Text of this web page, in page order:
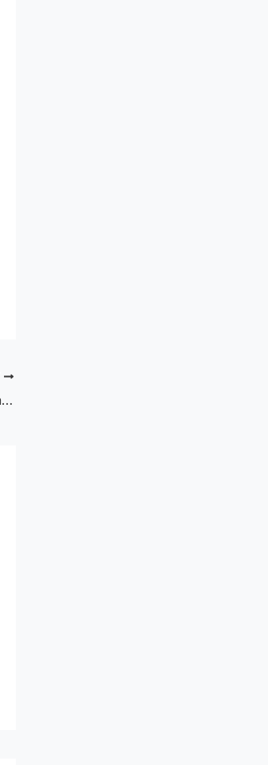
Siddheshwar Vidyalaya in Dhaba :धाबा येथील सिद्धेश्वर विद्यालयात रंगले विद्यार्थ्यांचे स्नेहसंमेलन